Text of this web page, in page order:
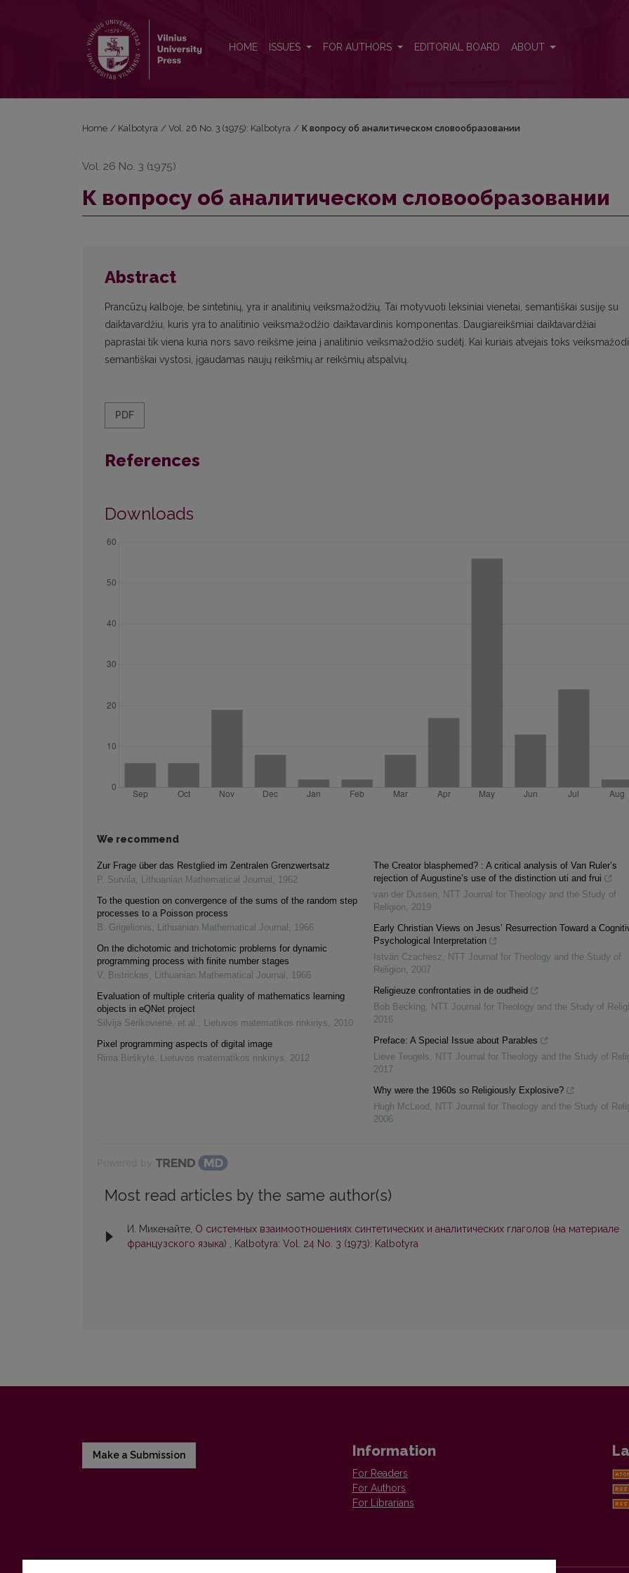
HOME ISSUES FOR AUTHORS EDITORIAL BOARD ABOUT
Home / Kalbotyra / Vol. 26 No. 3 (1975): Kalbotyra / К вопросу об аналитическом словообразовании
Vol. 26 No. 3 (1975)
К вопросу об аналитическом словообразовании
Abstract
Prancūzų kalboje, be sintetinių, yra ir analitinių veiksmažodžių. Tai motyvuoti leksiniai vienetai, semantiškai susiję su
daiktavardžiu, kuris yra to analitinio veiksmažodžio daiktavardinis komponentas. Daugiareikšmiai daiktavardžiai
paprastai tik viena kuria nors savo reikšme įeina į analitinio veiksmažodžio sudėtį. Kai kuriais atvejais toks
semantiškai vystosi, įgaudamas naujų reikšmių ar reikšmių atspalvių.
PDF
References
Downloads
We recommend
Zur Frage über das Restglied im Zentralen Grenzwertsatz
P. Survila, Lithuanian Mathematical Journal , 1962
To the question on convergence of the sums of the random step
processes to a Poisson process
B. Grigelionis, Lithuanian Mathematical Journal , 1966
On the dichotomic and trichotomic problems for dynamic
programming process with finite number stages
V. Bistrickas, Lithuanian Mathematical Journal , 1966
Evaluation of multiple criteria quality of mathematics learning
objects in eQNet project
Silvija Sėrikovienė, et al. , Lietuvos matematikos rinkinys, 2010
Pixel programming aspects of digital image
Rima Birškytė, Lietuvos matematikos rinkinys, 2012
The Creator blasphemed? : A critical analysis of Van Ruler’s
rejection of Augustine’s use of the distinction uti and frui
van der Dussen, NTT Journal for Theology and the Study of
Religion, 2019
Early Christian Views on Jesus’ Resurrection Toward a
Psychological Interpretation
István Czachesz, NTT Journal for Theology and the Study of
Religion, 2007
Religieuze confrontaties in de oudheid
Bob Becking, NTT Journal for Theology and the Study of
2016
Preface: A Special Issue about Parables
Lieve Teugels, NTT Journal for Theology and the Study of
2017
Why were the 1960s so Religiously Explosive?
Hugh McLeod , NTT Journal for Theology and the Study of
2006
Most read articles by the same author(s)
И. Микенайте, О системных взаимоотношениях синтетических и аналитических глаголов (на материале
французского языка) , Kalbotyra: Vol. 24 No. 3 (1973): Kalbotyra
Make a Submission Information
For Readers
For Authors
For Librarians